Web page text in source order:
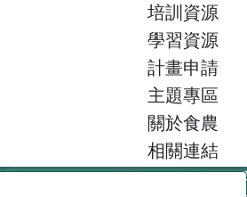
培訓資源
學習資源
計畫申請
主題專區
關於食農
相關連結